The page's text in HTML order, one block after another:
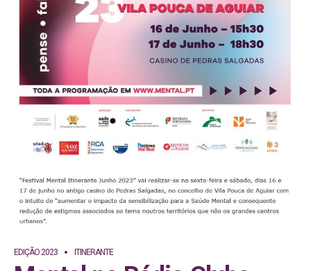
EDIÇÃO 2023 ITINERANTE